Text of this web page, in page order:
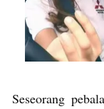
Seseorang